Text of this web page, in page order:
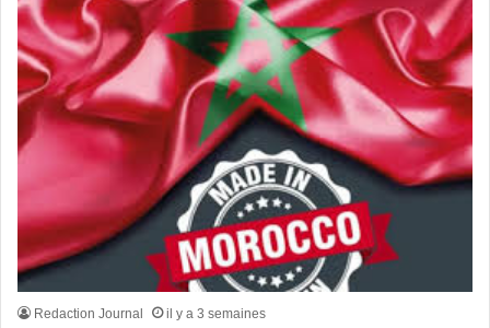
Redaction Journal il y a 3 semaines